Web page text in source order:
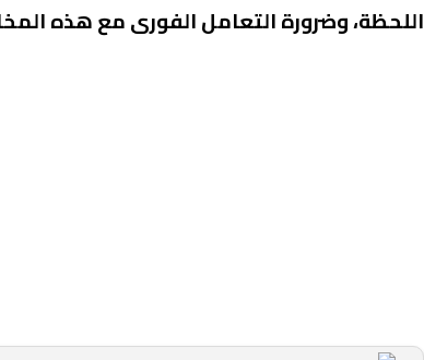
اللحظة، وضرورة التعامل الفورى مع هذه